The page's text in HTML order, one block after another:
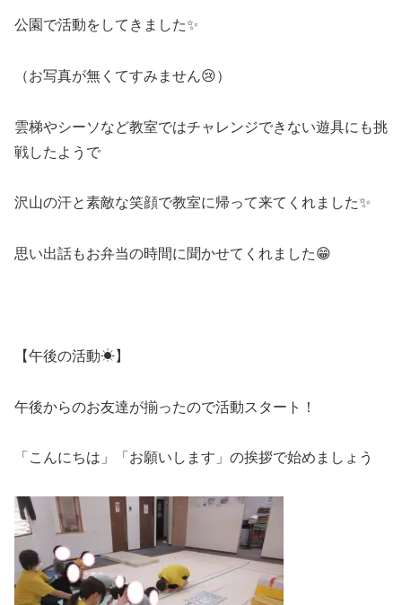
公園で活動をしてきました✨
（お写真が無くてすみません😢）
雲梯やシーソなど教室ではチャレンジできない遊具にも挑
戦したようで
沢山の汗と素敵な笑顔で教室に帰って来てくれました✨
思い出話もお弁当の時間に聞かせてくれました😁
【午後の活動☀】
午後からのお友達が揃ったので活動スタート！
「こんにちは」「お願いします」の挨拶で始めましょう